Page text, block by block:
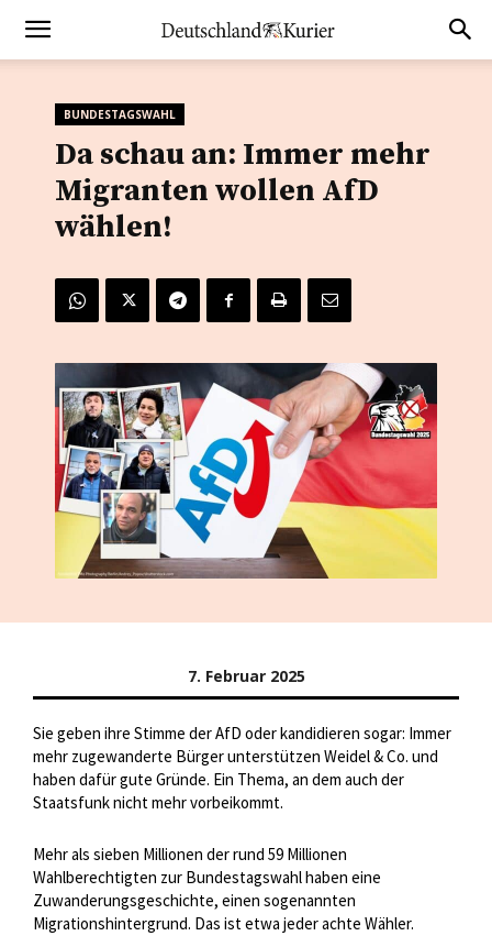
BUNDESTAGSWAHL
Da schau an: Immer mehr
Migranten wollen AfD
wählen!
7. Februar 2025
Sie geben ihre Stimme der AfD oder kandidieren sogar: Immer
mehr zugewanderte Bürger unterstützen Weidel & Co. und
haben dafür gute Gründe. Ein Thema, an dem auch der
Staatsfunk nicht mehr vorbeikommt.
Mehr als sieben Millionen der rund 59 Millionen
Wahlberechtigten zur Bundestagswahl haben eine
Zuwanderungsgeschichte, einen sogenannten
Migrationshintergrund. Das ist etwa jeder achte Wähler.